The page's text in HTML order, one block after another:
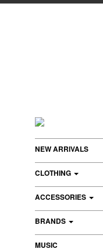
NEW ARRIVALS
CLOTHING
ACCESSORIES
BRANDS
MUSIC